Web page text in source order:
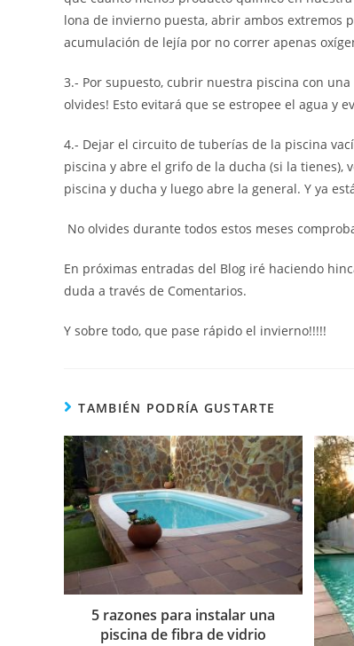
lona de invierno puesta, abrir ambos extremos
acumulación de lejía por no correr apenas
3.- Por supuesto, cubrir nuestra piscina con
olvides! Esto evitará que se estropee el agua y
4.- Dejar el circuito de tuberías de la piscina
piscina y abre el grifo de la ducha (si la tienes),
piscina y ducha y luego abre la general. Y ya
No olvides durante todos estos meses
En próximas entradas del Blog iré haciendo
duda a través de Comentarios.
Y sobre todo, que pase rápido el invierno!!!!!
TAMBIÉN PODRÍA GUSTARTE
5 razones para instalar una
piscina de fibra de vidrio